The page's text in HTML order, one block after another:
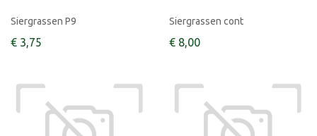
Siergrassen P9
€ 3,75
Siergrassen cont
€ 8,00